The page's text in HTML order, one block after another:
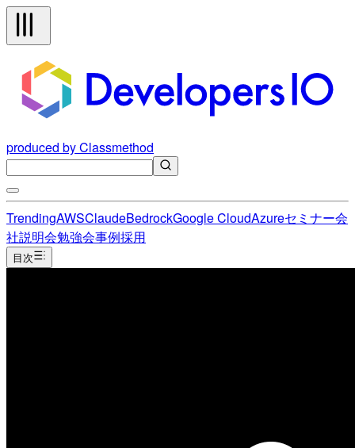
produced by Classmethod
TrendingAWSClaudeBedrockGoogle CloudAzureセミナー会
社説明会勉強会事例採用
目次